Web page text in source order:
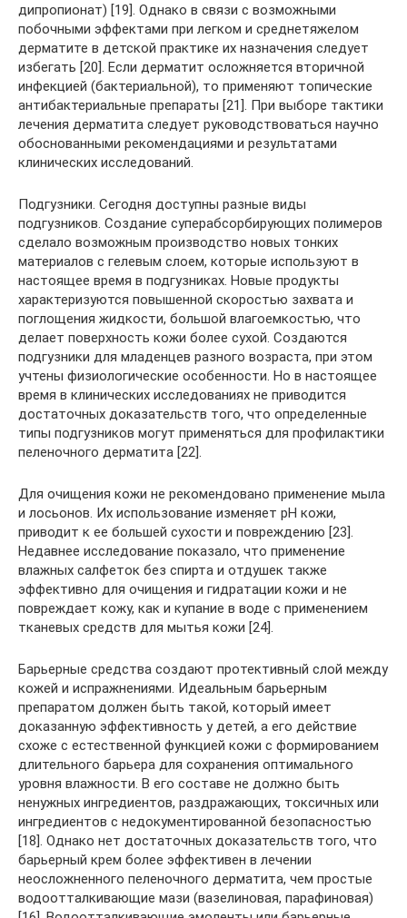
дипропионат) [19]. Однако в связи с возможными
побочными эффектами при легком и среднетяжелом
дерматите в детской практике их назначения следует
избегать [20]. Если дерматит осложняется вторичной
инфекцией (бактериальной), то применяют топические
антибактериальные препараты [21]. При выборе тактики
лечения дерматита следует руководствоваться научно
обоснованными рекомендациями и результатами
клинических исследований.
Подгузники. Сегодня доступны разные виды
подгузников. Создание суперабсорбирующих полимеров
сделало возможным производство новых тонких
материалов с гелевым слоем, которые используют в
настоящее время в подгузниках. Новые продукты
характеризуются повышенной скоростью захвата и
поглощения жидкости, большой влагоемкостью, что
делает поверхность кожи более сухой. Создаются
подгузники для младенцев разного возраста, при этом
учтены физиологические особенности. Но в настоящее
время в клинических исследованиях не приводится
достаточных доказательств того, что определенные
типы подгузников могут применяться для профилактики
пеленочного дерматита [22].
Для очищения кожи не рекомендовано применение мыла
и лосьонов. Их использование изменяет pH кожи,
приводит к ее большей сухости и повреждению [23].
Недавнее исследование показало, что применение
влажных салфеток без спирта и отдушек также
эффективно для очищения и гидратации кожи и не
повреждает кожу, как и купание в воде с применением
тканевых средств для мытья кожи [24].
Барьерные средства создают протективный слой между
кожей и испражнениями. Идеальным барьерным
препаратом должен быть такой, который имеет
доказанную эффективность у детей, а его действие
схоже с естественной функцией кожи с формированием
длительного барьера для сохранения оптимального
уровня влажности. В его составе не должно быть
ненужных ингредиентов, раздражающих, токсичных или
ингредиентов с недокументированной безопасностью
[18]. Однако нет достаточных доказательств того, что
барьерный крем более эффективен в лечении
неосложненного пеленочного дерматита, чем простые
водоотталкивающие мази (вазелиновая, парафиновая)